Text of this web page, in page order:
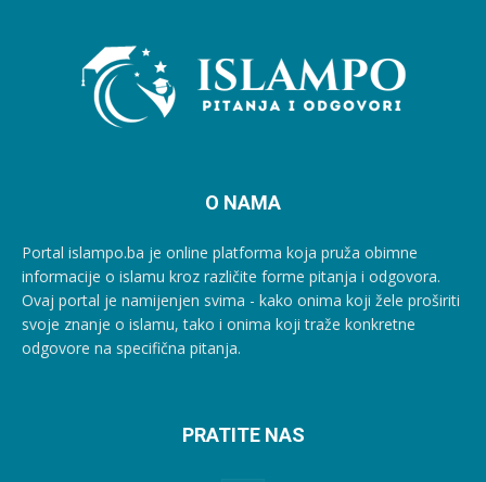
O NAMA
Portal islampo.ba je online platforma koja pruža obimne
informacije o islamu kroz različite forme pitanja i odgovora.
Ovaj portal je namijenjen svima - kako onima koji žele proširiti
svoje znanje o islamu, tako i onima koji traže konkretne
odgovore na specifična pitanja.
PRATITE NAS